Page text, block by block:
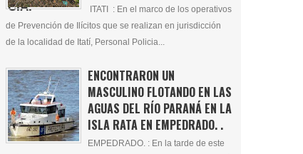
ITATI : En el marco de los operativos
de Prevención de Ilícitos que se realizan en jurisdicción
de la localidad de Itatí, Personal Policia...
ENCONTRARON UN
MASCULINO FLOTANDO EN LAS
AGUAS DEL RÍO PARANÁ EN LA
ISLA RATA EN EMPEDRADO. .
EMPEDRADO. : En la tarde de este